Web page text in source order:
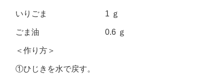
いりごま 1 ｇ
ごま油 0.6 ｇ
＜作り方＞
①ひじきを水で戻す。